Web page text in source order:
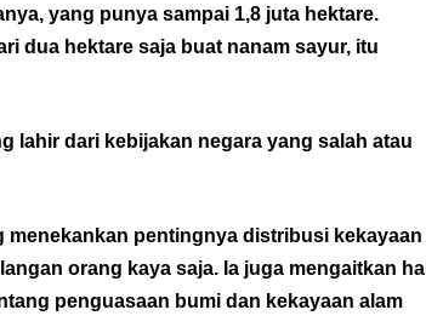
yang punya sampai 1,8 juta hektare.
dua hektare saja buat nanam sayur, itu
lahir dari kebijakan negara yang salah atau
menekankan pentingnya distribusi kekayaan
orang kaya saja. Ia juga mengaitkan hal
penguasaan bumi dan kekayaan alam